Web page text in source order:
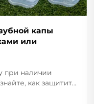
капы
или
при наличии
как защитить